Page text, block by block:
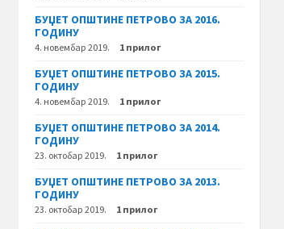
БУЏЕТ ОПШТИНЕ ПЕТРОВО ЗА 2016.
ГОДИНУ
4. новембар 2019. 1 прилог
БУЏЕТ ОПШТИНЕ ПЕТРОВО ЗА 2015.
ГОДИНУ
4. новембар 2019. 1 прилог
БУЏЕТ ОПШТИНЕ ПЕТРОВО ЗА 2014.
ГОДИНУ
23. октобар 2019. 1 прилог
БУЏЕТ ОПШТИНЕ ПЕТРОВО ЗА 2013.
ГОДИНУ
23. октобар 2019. 1 прилог